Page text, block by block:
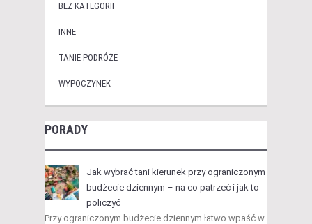
BEZ KATEGORII
INNE
TANIE PODRÓŻE
WYPOCZYNEK
PORADY
Jak wybrać tani kierunek przy ograniczonym
budżecie dziennym – na co patrzeć i jak to
policzyć
Przy ograniczonym budżecie dziennym łatwo wpaść w